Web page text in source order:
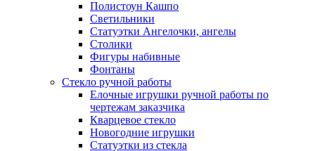
Полистоун Кашпо
Светильники
Статуэтки Ангелочки, ангелы
Столики
Фигуры набивные
Фонтаны
Стекло ручной работы
Елочные игрушки ручной работы по
чертежам заказчика
Кварцевое стекло
Новогодние игрушки
Статуэтки из стекла